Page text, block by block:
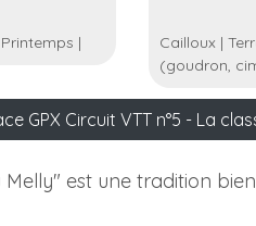
Printemps | Cailloux|
(goudron,
GPX Circuit VTT n°5 - La
est une tradition